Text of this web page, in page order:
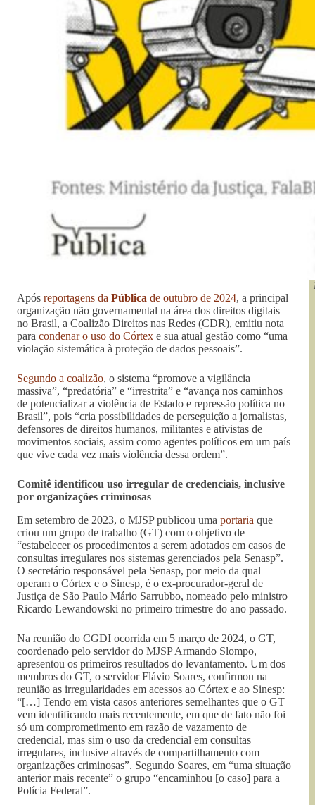
Após reportagens da Pública de outubro de 2024, a principal
organização não governamental na área dos direitos digitais
no Brasil, a Coalizão Direitos nas Redes (CDR), emitiu nota
para condenar o uso do Córtex e sua atual gestão como “uma
violação sistemática à proteção de dados pessoais”.
Segundo a coalizão, o sistema “promove a vigilância
massiva”, “predatória” e “irrestrita” e “avança nos caminhos
de potencializar a violência de Estado e repressão política no
Brasil”, pois “cria possibilidades de perseguição a jornalistas,
defensores de direitos humanos, militantes e ativistas de
movimentos sociais, assim como agentes políticos em um país
que vive cada vez mais violência dessa ordem”.
Comitê identificou uso irregular de credenciais, inclusive
por organizações criminosas
Em setembro de 2023, o MJSP publicou uma portaria que
criou um grupo de trabalho (GT) com o objetivo de
“estabelecer os procedimentos a serem adotados em casos de
consultas irregulares nos sistemas gerenciados pela Senasp”.
O secretário responsável pela Senasp, por meio da qual
operam o Córtex e o Sinesp, é o ex-procurador-geral de
Justiça de São Paulo Mário Sarrubbo, nomeado pelo ministro
Ricardo Lewandowski no primeiro trimestre do ano passado.
Na reunião do CGDI ocorrida em 5 março de 2024, o GT,
coordenado pelo servidor do MJSP Armando Slompo,
apresentou os primeiros resultados do levantamento. Um dos
membros do GT, o servidor Flávio Soares, confirmou na
reunião as irregularidades em acessos ao Córtex e ao Sinesp:
“[…] Tendo em vista casos anteriores semelhantes que o GT
vem identificando mais recentemente, em que de fato não foi
só um comprometimento em razão de vazamento de
credencial, mas sim o uso da credencial em consultas
irregulares, inclusive através de compartilhamento com
organizações criminosas”. Segundo Soares, em “uma situação
anterior mais recente” o grupo “encaminhou [o caso] para a
Polícia Federal”.